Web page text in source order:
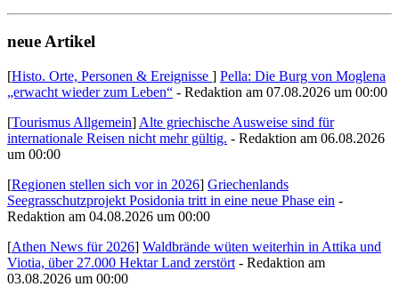
neue Artikel
[Histo. Orte, Personen & Ereignisse ] Pella: Die Burg von Moglena
„erwacht wieder zum Leben“ - Redaktion am 07.08.2026 um 00:00
[Tourismus Allgemein] Alte griechische Ausweise sind für
internationale Reisen nicht mehr gültig. - Redaktion am 06.08.2026
um 00:00
[Regionen stellen sich vor in 2026] Griechenlands
Seegrasschutzprojekt Posidonia tritt in eine neue Phase ein -
Redaktion am 04.08.2026 um 00:00
[Athen News für 2026] Waldbrände wüten weiterhin in Attika und
Viotia, über 27.000 Hektar Land zerstört - Redaktion am
03.08.2026 um 00:00